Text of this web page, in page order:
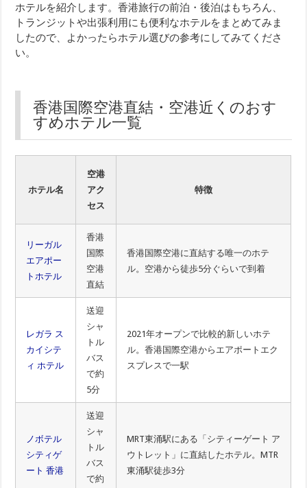
ホテルを紹介します。香港旅行の前泊・後泊はもちろん、
トランジットや出張利用にも便利なホテルをまとめてみま
したので、よかったらホテル選びの参考にしてみてくださ
い。
香港国際空港直結・空港近くのおす
すめホテル一覧
ホテル名
空港
アク
セス
特徴
リーガル
エアポー
トホテル
香港
国際
空港
直結
香港国際空港に直結する唯一のホテ
ル。空港から徒歩5分ぐらいで到着
レガラ ス
カイシテ
ィ ホテル
送迎
シャ
トル
バス
で約
5分
2021年オープンで比較的新しいホテ
ル。香港国際空港からエアポートエク
スプレスで一駅
ノボテル
シティゲ
ート 香港
送迎
シャ
トル
バス
で約
MRT東涌駅にある「シティーゲート ア
ウトレット」に直結したホテル。MTR
東涌駅徒歩3分